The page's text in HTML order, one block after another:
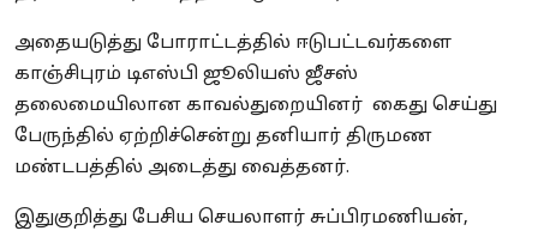
அதையடுத்து போராட்டத்தில் ஈடுபட்டவர்களை
காஞ்சிபுரம் டிஎஸ்பி ஜூலியஸ் ஜீசஸ்
தலைமையிலான காவல்துறையினர் கைது செய்து
பேருந்தில் ஏற்றிச்சென்று தனியார் திருமண
மண்டபத்தில் அடைத்து வைத்தனர்.
இதுகுறித்து பேசிய செயலாளர் சுப்பிரமணியன்,